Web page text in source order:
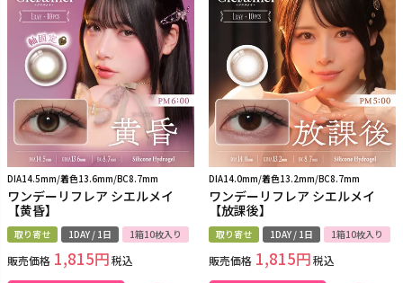
DIA14.5mm/着色13.6mm/BC8.7mm
ワンデーリフレア シエルメイ
【黄昏】
取り寄せ 1DAY / 1日 1箱10枚入り
販売価格 1,815 税込
DIA14.0mm/着色13.2mm/BC8.7mm
ワンデーリフレア シエルメイ
【放課後】
取り寄せ 1DAY / 1日 1箱10枚入り
販売価格 1,815 税込